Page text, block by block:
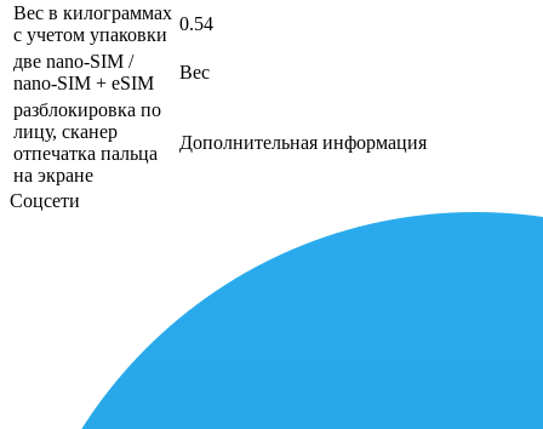
Вес в килограммах
с учетом упаковки
0.54
две nano-SIM /
nano-SIM + eSIM
Вес
разблокировка по
лицу, сканер
отпечатка пальца
на экране
Дополнительная информация
Соцсети